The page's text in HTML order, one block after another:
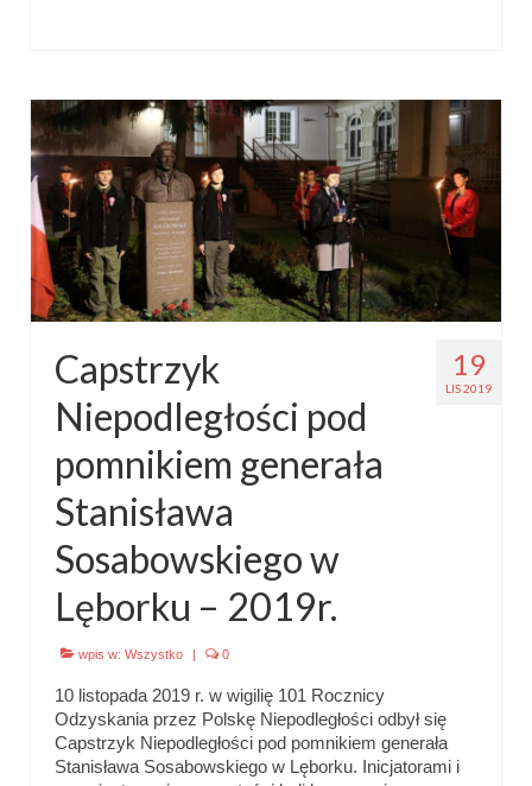
19
LIS 2019
Capstrzyk
Niepodległości pod
pomnikiem generała
Stanisława
Sosabowskiego w
Lęborku – 2019r.
wpis w: Wszystko | 0
10 listopada 2019 r. w wigilię 101 Rocznicy
Odzyskania przez Polskę Niepodległości odbył się
Capstrzyk Niepodległości pod pomnikiem generała
Stanisława Sosabowskiego w Lęborku. Inicjatorami i